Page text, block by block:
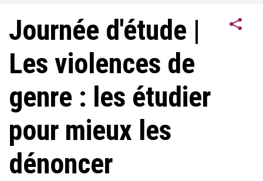
Journée d'étude |
Les violences de
genre : les étudier
pour mieux les
dénoncer